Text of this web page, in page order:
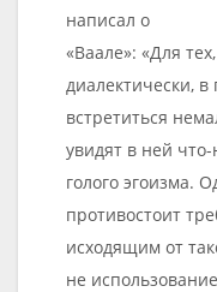
написал о
«Ваале»: «Для
диалектически,
встретиться
увидят в ней
голого эгоизма.
противостоит
исходящим от
не